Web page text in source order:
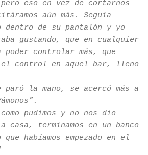
eso en vez de cortarnos
aún más. Seguía
dentro de su pantalón y yo
gustando, que en cualquier
poder controlar más, que
el control en aquel bar, lleno
paró la mano, se acercó más a
pudimos y no nos dio
casa, terminamos en un banco
habíamos empezado en el